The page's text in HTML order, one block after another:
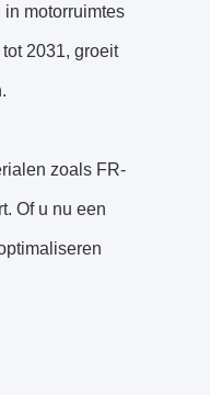
motorruimtes
2031, groeit
zoals FR-
Of u nu een